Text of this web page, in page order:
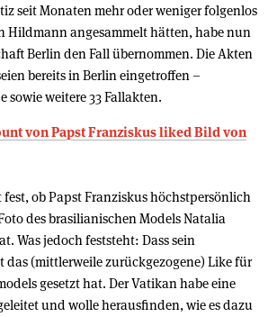
seit Monaten mehr oder weniger folgenlos
Hildmann angesammelt hätten, habe nun
Berlin den Fall übernommen. Die Akten
bereits in Berlin eingetroffen –
sowie weitere 33 Fallakten.
von Papst Franziskus liked Bild von
ob Papst Franziskus höchstpersönlich
des brasilianischen Models Natalia
Was jedoch feststeht: Dass sein
das (mittlerweile zurückgezogene) Like für
gesetzt hat. Der Vatikan habe eine
und wolle herausfinden, wie es dazu